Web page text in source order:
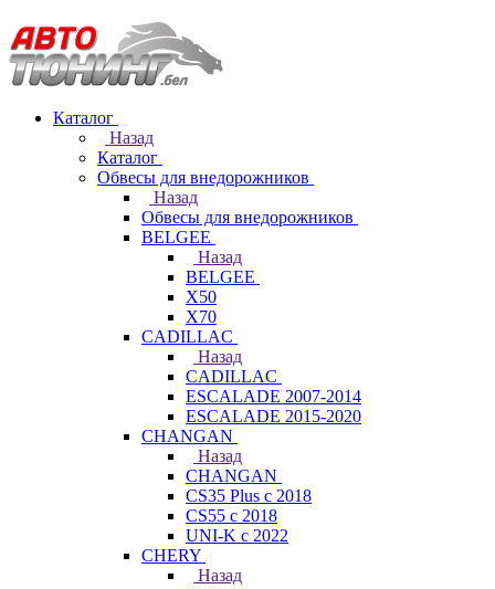
Каталог
Назад
Каталог
Обвесы для внедорожников
Назад
Обвесы для внедорожников
BELGEE
Назад
BELGEE
X50
X70
CADILLAC
Назад
CADILLAC
ESCALADE 2007-2014
ESCALADE 2015-2020
CHANGAN
Назад
CHANGAN
CS35 Plus с 2018
CS55 с 2018
UNI-K с 2022
CHERY
Назад